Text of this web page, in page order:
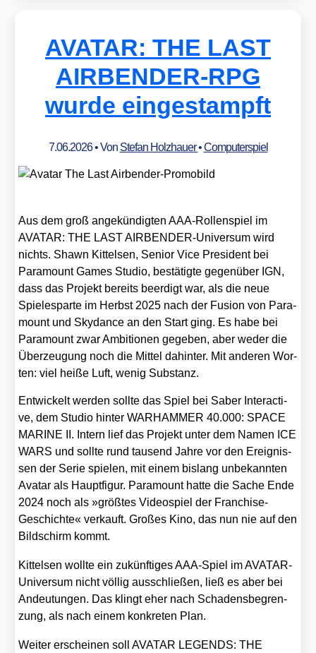
AVATAR: THE LAST
AIRBENDER-RPG
wurde eingestampft
7.06.2026• Von Stefan Holzhauer•Computerspiel
Aus dem groß ange­kün­dig­ten AAA-Rol­len­spiel im
AVATAR: THE LAST AIR­BEN­DER-Uni­ver­sum wird
nichts. Shawn Kit­tel­sen, Seni­or Vice Pre­si­dent bei
Para­mount Games Stu­dio, bestä­tig­te gegen­über IGN,
dass das Pro­jekt bereits beer­digt war, als die neue
Spie­le­spar­te im Herbst 2025 nach der Fusi­on von Para­
mount und Sky­dance an den Start ging. Es habe bei
Para­mount zwar Ambi­tio­nen gege­ben, aber weder die
Über­zeu­gung noch die Mit­tel dahin­ter. Mit ande­ren Wor­
ten: viel hei­ße Luft, wenig Sub­stanz.
Ent­wi­ckelt wer­den soll­te das Spiel bei Saber Inter­ac­ti­
ve, dem Stu­dio hin­ter WARHAMMER 40.000: SPACE
MARINE II. Intern lief das Pro­jekt unter dem Namen ICE
WARS und soll­te rund tau­send Jah­re vor den Ereig­nis­
sen der Serie spie­len, mit einem bis­lang unbe­kann­ten
Ava­tar als Haupt­fi­gur. Para­mount hat­te die Sache Ende
2024 noch als »größ­tes Video­spiel der Fran­chise-
Geschich­te« ver­kauft. Gro­ßes Kino, das nun nie auf den
Bild­schirm kommt.
Kit­tel­sen woll­te ein zukünf­ti­ges AAA-Spiel im AVA­TAR-
Uni­ver­sum nicht völ­lig aus­schlie­ßen, ließ es aber bei
Andeu­tun­gen. Das klingt eher nach Scha­dens­be­gren­
zung, als nach einem kon­kre­ten Plan.
Wei­ter erschei­nen soll AVATAR LEGENDS: THE